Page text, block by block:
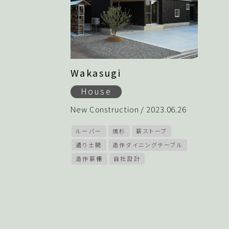
Wakasugi
House
New Construction / 2023.06.26
ルーバー 焼杉
薪ストーブ
通り土間
造作ダイニングテーブル
造作薪棚
自社設計